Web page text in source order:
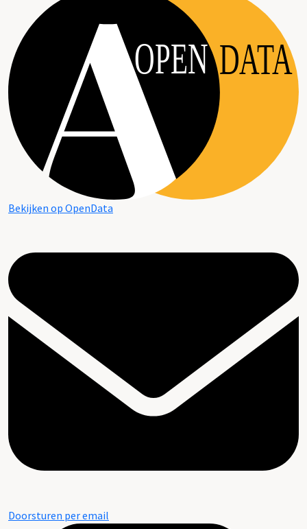
OPEN DATA
Bekijken op OpenData
Doorsturen per email